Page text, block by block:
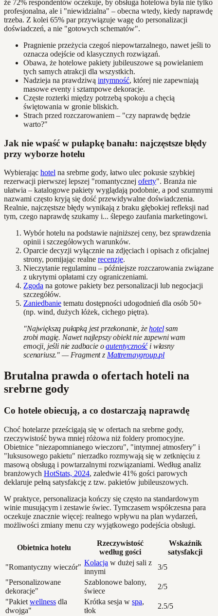
że 72% respondentów oczekuje, by obsługa hotelowa była nie tylko
profesjonalna, ale i "niewidzialna" – obecna wtedy, kiedy naprawdę
trzeba. Z kolei 65% par przywiązuje wagę do personalizacji
doświadczeń, a nie "gotowych schematów".
Pragnienie przeżycia czegoś niepowtarzalnego, nawet jeśli to
oznacza odejście od klasycznych rozwiązań.
Obawa, że hotelowe pakiety jubileuszowe są powielaniem
tych samych atrakcji dla wszystkich.
Nadzieja na prawdziwą intymność, której nie zapewniają
masowe eventy i sztampowe dekoracje.
Częste rozterki między potrzebą spokoju a chęcią
świętowania w gronie bliskich.
Strach przed rozczarowaniem – "czy naprawdę będzie
warto?"
Jak nie wpaść w pułapkę banału: najczęstsze błędy
przy wyborze hotelu
Wybierając hotel na srebrne gody, łatwo ulec pokusie szybkiej
rezerwacji pierwszej lepszej "romantycznej oferty". Branża nie
ułatwia – katalogowe pakiety wyglądają podobnie, a pod szumnymi
nazwami często kryją się dość przewidywalne doświadczenia.
Realnie, najczęstsze błędy wynikają z braku głębokiej refleksji nad
tym, czego naprawdę szukamy i... ślepego zaufania marketingowi.
Wybór hotelu na podstawie najniższej ceny, bez sprawdzenia
opinii i szczegółowych warunków.
Oparcie decyzji wyłącznie na zdjęciach i opisach z oficjalnej
strony, pomijając realne recenzje.
Nieczytanie regulaminu – późniejsze rozczarowania związane
z ukrytymi opłatami czy ograniczeniami.
Zgoda na gotowe pakiety bez personalizacji lub negocjacji
szczegółów.
Zaniedbanie tematu dostępności udogodnień dla osób 50+
(np. wind, dużych łóżek, cichego piętra).
"Największą pułapką jest przekonanie, żehotelsam
zrobi magię. Nawet najlepszy obiekt nie zapewni wam
emocji, jeśli nie zadbacie oautentycznośći własny
scenariusz." — Fragment z Mattremaygroup.pl
Brutalna prawda o ofertach hoteli na
srebrne gody
Co hotele obiecują, a co dostarczają naprawdę
Choć hotelarze prześcigają się w ofertach na srebrne gody,
rzeczywistość bywa mniej różowa niż foldery promocyjne.
Obietnice "niezapomnianego wieczoru", "intymnej atmosfery" i
"luksusowego pakietu" nierzadko rozmywają się w zetknięciu z
masową obsługą i powtarzalnymi rozwiązaniami. Według analiz
branżowych HotStats, 2024, zaledwie 41% gości parowych
deklaruje pełną satysfakcję z tzw. pakietów jubileuszowych.
W praktyce, personalizacja kończy się często na standardowym
winie musującym i zestawie świec. Tymczasem współczesna para
oczekuje znacznie więcej: realnego wpływu na plan wydarzeń,
możliwości zmiany menu czy wyjątkowego podejścia obsługi.
Obietnica hotelu
Rzeczywistość
według gości
Wskaźnik
satysfakcji
"Romantyczny wieczór"
Kolacja w dużej sali z
innymi
3/5
"Personalizowane
dekoracje"
Szablonowe balony,
świece
2/5
"Pakiet wellness dla
dwojga"
Krótka sesja w spa,
tłok
2.5/5